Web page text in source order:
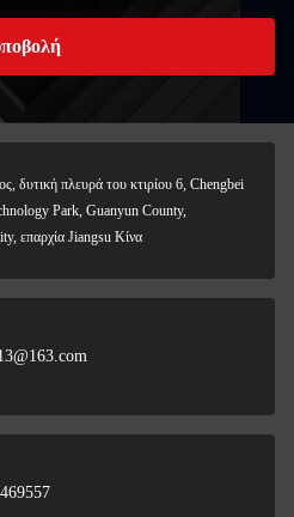
δυτική πλευρά του κτιρίου 6, Chengbei
Park, Guanyun County,
επαρχία Jiangsu Κίνα